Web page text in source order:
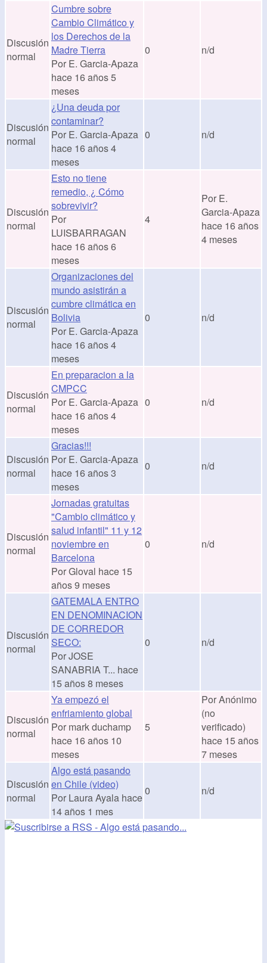
Discusión
normal
Cumbre sobre
Cambio Climático y
los Derechos de la
Madre Tierra
Por E. Garcia-Apaza
hace 16 años 5
meses
0 n/d
Discusión
normal
¿Una deuda por
contaminar?
Por E. Garcia-Apaza
hace 16 años 4
meses
0 n/d
Discusión
normal
Esto no tiene
remedio, ¿ Cómo
sobrevivir?
Por
LUISBARRAGAN
hace 16 años 6
meses
4
Por E.
Garcia-Apaza
hace 16 años
4 meses
Discusión
normal
Organizaciones del
mundo asistirán a
cumbre climática en
Bolivia
Por E. Garcia-Apaza
hace 16 años 4
meses
0 n/d
Discusión
normal
En preparacion a la
CMPCC
Por E. Garcia-Apaza
hace 16 años 4
meses
0 n/d
Discusión
normal
Gracias!!!
Por E. Garcia-Apaza
hace 16 años 3
meses
0 n/d
Discusión
normal
Jornadas gratuitas
"Cambio climático y
salud infantil" 11 y 12
noviembre en
Barcelona
PorGloval hace 15
años 9 meses
0 n/d
Discusión
normal
GATEMALA ENTRO
EN DENOMINACION
DE CORREDOR
SECO:
PorJOSE
SANABRIA T... hace
15 años 8 meses
0 n/d
Discusión
normal
Ya empezó el
enfriamiento global
Por mark duchamp
hace 16 años 10
meses
5
PorAnónimo
(no
verificado)
hace 15 años
7 meses
Discusión
normal
Algo está pasando
en Chile (video)
Por Laura Ayala hace
14 años 1 mes
0 n/d